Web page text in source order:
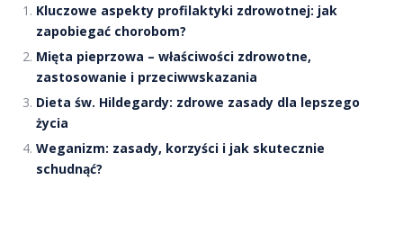
Kluczowe aspekty profilaktyki zdrowotnej: jak
zapobiegać chorobom?
Mięta pieprzowa – właściwości zdrowotne,
zastosowanie i przeciwwskazania
Dieta św. Hildegardy: zdrowe zasady dla lepszego
życia
Weganizm: zasady, korzyści i jak skutecznie
schudnąć?